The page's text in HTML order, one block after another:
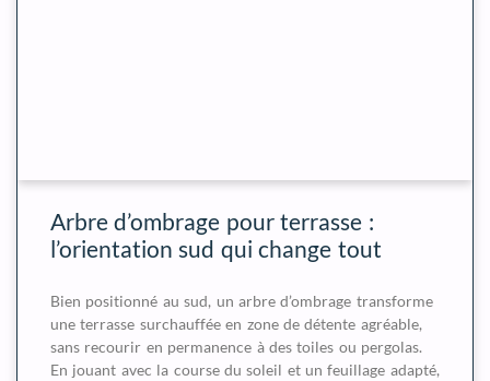
Arbre d’ombrage pour terrasse :
l’orientation sud qui change tout
Bien positionné au sud, un arbre d’ombrage transforme
une terrasse surchauffée en zone de détente agréable,
sans recourir en permanence à des toiles ou pergolas.
En jouant avec la course du soleil et un feuillage adapté,